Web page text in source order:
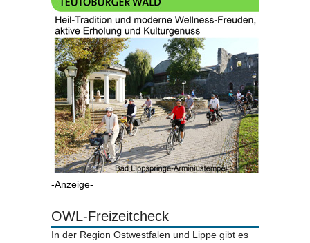
-Anzeige-
OWL-Freizeitcheck
In der Region Ostwestfalen und Lippe gibt es